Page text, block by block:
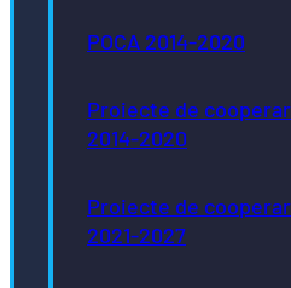
POCA 2014-2020
Proiecte de
2014-2020
Proiecte de
2021-2027